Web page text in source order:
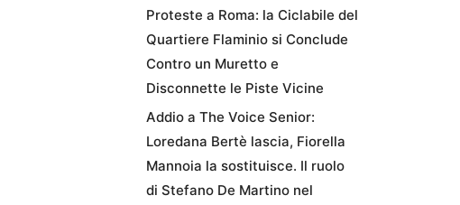
Proteste a Roma: la Ciclabile del
Quartiere Flaminio si Conclude
Contro un Muretto e
Disconnette le Piste Vicine
Addio a The Voice Senior:
Loredana Bertè lascia, Fiorella
Mannoia la sostituisce. Il ruolo
di Stefano De Martino nel